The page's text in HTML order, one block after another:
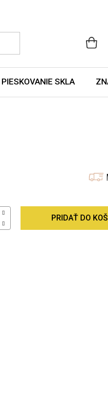
PIESKOVANIE SKLA
PRIDAŤ DO